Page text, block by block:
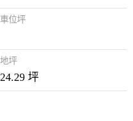
車位坪
地坪
24.29 坪